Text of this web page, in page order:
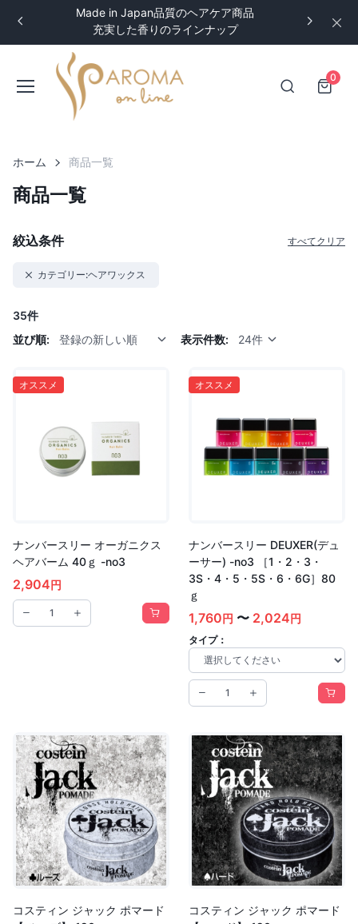
Made in Japan品質のヘアケア商品
充実した香りのラインナップ
0
ホーム 商品一覧
商品一覧
絞込条件 すべてクリア
カテゴリー:ヘアワックス
35件
並び順:
登録の新しい順 表示件数: 24件
オススメ
ナンバースリー オーガニクス
ヘアバーム 40ｇ -no3
2,904円
オススメ
ナンバースリー DEUXER(デュ
ーサー) -no3 ［1・2・3・
3S・4・5・5S・6・6G］80
ｇ
1,760円 〜 2,024円
タイプ：
コスティン ジャック ポマード
コスティン ジャック ポマード